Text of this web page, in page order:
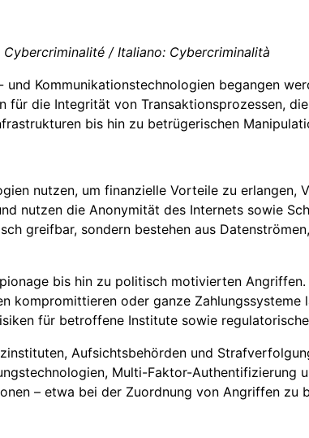
/ Italiano: Cybercriminalità
Kommunikationstechnologien begangen
die Integrität von Transaktionsprozessen,
bis hin zu betrügerischen
nutzen, um finanzielle Vorteile zu erlangen,
nutzen die Anonymität des Internets sowie
greifbar, sondern bestehen aus
bis hin zu politisch motivierten
oder ganze Zahlungssysteme
für betroffene Institute sowie
Aufsichtsbehörden und
Multi-Faktor-Authentifizierung
– etwa bei der Zuordnung von Angriffen zu